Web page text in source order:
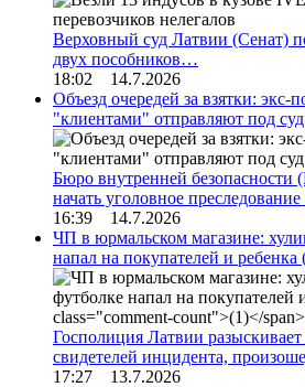
Верховный суд Латвии (Сенат)
двух пособников…
18:02 14.7.2026
Объезд очередей за взятки: экс-
"клиентами" отправляют под суд
Бюро внутренней безопасности
начать уголовное
16:39 14.7.2026
ЧП в юрмальском магазине:
напал на покупателей и ребенка
Госполиция Латвии
свидетелей инцидента,
17:27 13.7.2026